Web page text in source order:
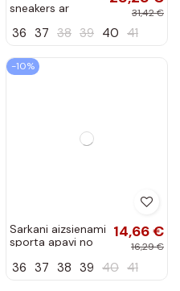
sneakers ar
31,42 €
36 37 38 39 40 41
-10%
Sarkani aizsienami
sporta apavi no
Knudsen
14,66 €
16,29 €
36 37 38 39 40 41